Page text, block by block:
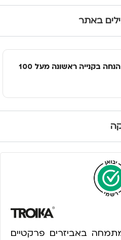
באתר
ללקוחות חדשים! 10% הנחה בקנייה ראשונה מעל 100
באביזרים פרקטיים